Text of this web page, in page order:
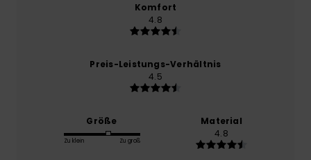
Komfort
4.8
Preis-Leistungs-Verhältnis
4.5
Größe
Zu klein Zu groß
Material
4.8